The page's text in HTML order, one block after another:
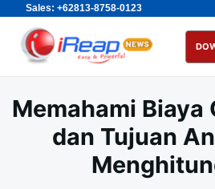
Sales: +62813-8758-0123
Skip
content
Search
for:
Memahami Biaya
dan Tujuan